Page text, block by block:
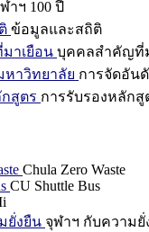
าฯ 100 ปี
ข้อมูลและสถิติ
าเยือน บุคคลสำคัญที่
หาวิทยาลัย การจัดอัน
สูตร การรับรองหลักสู
Chula Zero Waste
CU Shuttle Bus
ยั่งยืน จุฬาฯ กับความยั่